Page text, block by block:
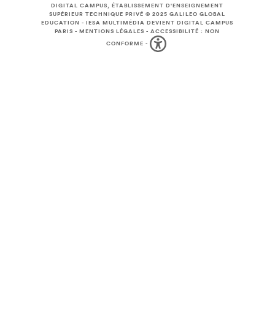
DIGITAL CAMPUS, ÉTABLISSEMENT D'ENSEIGNEMENT
SUPÉRIEUR TECHNIQUE PRIVÉ © 2025GALILEO GLOBAL
EDUCATION -IESA MULTIMÉDIA DEVIENT DIGITAL CAMPUS
PARIS -MENTIONS LÉGALES -ACCESSIBILITÉ : NON
CONFORME -